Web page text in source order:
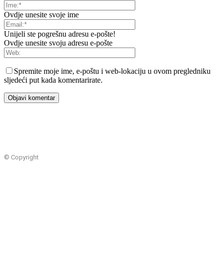
Ovdje unesite svoje ime
Unijeli ste pogrešnu adresu e-pošte!
Ovdje unesite svoju adresu e-pošte
Spremite moje ime, e-poštu i web-lokaciju u ovom pregledniku
sljedeći put kada komentarirate.
© Copyright